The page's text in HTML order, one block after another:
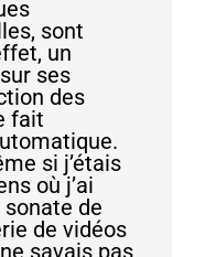
sont
un
ses
des
fait
si j’étais
où j’ai
sonate de
de vidéos
savais pas